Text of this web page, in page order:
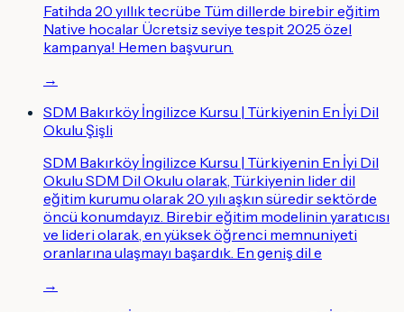
Fatihda 20 yıllık tecrübe Tüm dillerde birebir eğitim
Native hocalar Ücretsiz seviye tespit 2025 özel
kampanya! Hemen başvurun.
→
SDM Bakırköy İngilizce Kursu | Türkiyenin En İyi Dil
Okulu Şişli
SDM Bakırköy İngilizce Kursu | Türkiyenin En İyi Dil
Okulu SDM Dil Okulu olarak, Türkiyenin lider dil
eğitim kurumu olarak 20 yılı aşkın süredir sektörde
öncü konumdayız. Birebir eğitim modelinin yaratıcısı
ve lideri olarak, en yüksek öğrenci memnuniyeti
oranlarına ulaşmayı başardık. En geniş dil e
→